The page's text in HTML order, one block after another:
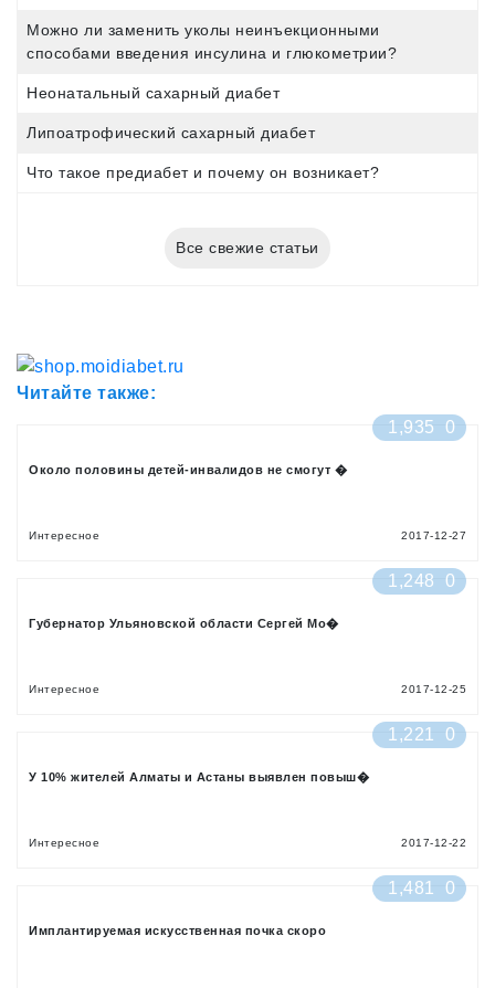
Можно ли заменить уколы неинъекционными
способами введения инсулина и глюкометрии?
Неонатальный сахарный диабет
Липоатрофический сахарный диабет
Что такое предиабет и почему он возникает?
Все свежие статьи
Читайте также:
1,935
0
Около половины детей-инвалидов не смогут �
Интересное 2017-12-27
1,248 0
Губернатор Ульяновской области Сергей Мо�
Интересное 2017-12-25
1,221 0
У 10% жителей Алматы и Астаны выявлен повыш�
Интересное 2017-12-22
1,481 0
Имплантируемая искусственная почка скоро